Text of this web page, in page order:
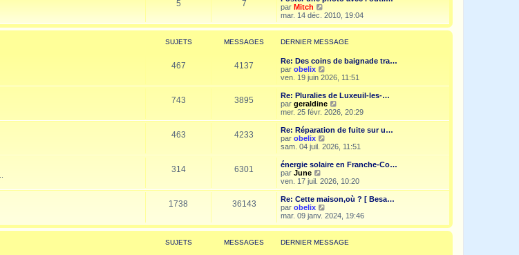
5 7
par Mitch
o
i
r
l
e
r
n
i
e
r
m
e
s
s
a
g
e
mar. 14 déc. 2010, 19:04
SUJETS MESSAGES DERNIER MESSAGE
467 4137
Re: Des coins de baignade tra…
par obelix
o
i
r
l
e
r
n
i
r
e
s
s
g
e
ven. 19 juin 2026, 11:51
743 3895
Re: Pluralies de Luxeuil-les-…
par geraldine
o
i
r
e
d
r
n
i
r
e
s
a
mer. 25 févr. 2026, 20:29
463 4233
Re: Réparation de fuite sur u…
par obelix
o
i
r
e
e
r
n
i
e
m
sam. 04 juil. 2026, 11:51
314 6301
énergie solaire en Franche-Co…
par June
o
i
r
l
e
e
r
n
ven. 17 juil. 2026, 10:20
1738 36143
Re: Cette maison,où ? [ Besa…
par obelix
o
i
r
l
mar. 09 janv. 2024, 19:46
SUJETS MESSAGES DERNIER MESSAGE